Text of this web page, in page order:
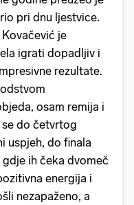
pri dnu ljestvice.
je
igrati dopadljiv i
rezultate.
osam remija i
do četvrtog
uspjeh, do finala
ih čeka dvomeč
energija i
nezapaženo, a